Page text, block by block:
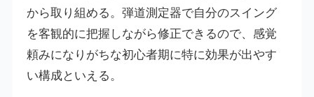
から取り組める。弾道測定器で自分のスイング
を客観的に把握しながら修正できるので、感覚
頼みになりがちな初心者期に特に効果が出やす
い構成といえる。